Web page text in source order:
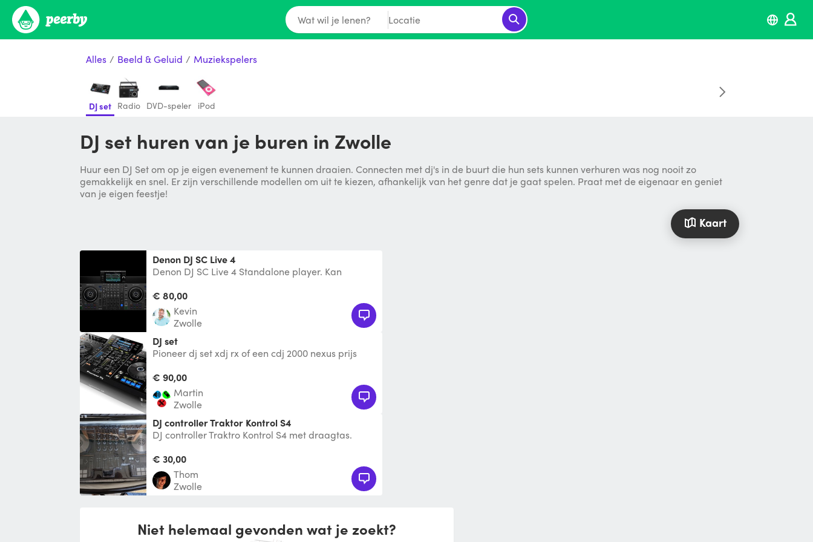
Wat wil je lenen? Locatie
Alles / Beeld & Geluid / Muziekspelers
DJ set Radio DVD-speler iPod
DJ set huren van je buren in Zwolle
Huur een DJ Set om op je eigen evenement te kunnen draaien. Connecten met dj's in de buurt die hun sets kunnen verhuren was nog nooit zo
gemakkelijk en snel. Er zijn verschillende modellen om uit te kiezen, afhankelijk van het genre dat je gaat spelen. Praat met de eigenaar en geniet
van je eigen feestje!
Kaart
Denon DJ SC Live 4
Denon DJ SC Live 4 Standalone player. Kan
worden.
€ 80,00
Kevin
Zwolle
DJ set
Pioneer dj set xdj rx of een cdj 2000 nexus prijs
€ 90,00
martin
Zwolle
DJ controller Traktor Kontrol S4
DJ controller Traktro Kontrol S4 met draagtas.
Werkt
€ 30,00
Thom
Zwolle
Niet helemaal gevonden wat je zoekt?